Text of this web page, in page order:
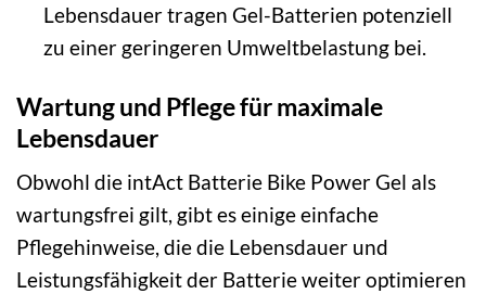
Lebensdauer tragen Gel-Batterien potenziell
zu einer geringeren Umweltbelastung bei.
Wartung und Pflege für maximale
Lebensdauer
Obwohl die intAct Batterie Bike Power Gel als
wartungsfrei gilt, gibt es einige einfache
Pflegehinweise, die die Lebensdauer und
Leistungsfähigkeit der Batterie weiter optimieren